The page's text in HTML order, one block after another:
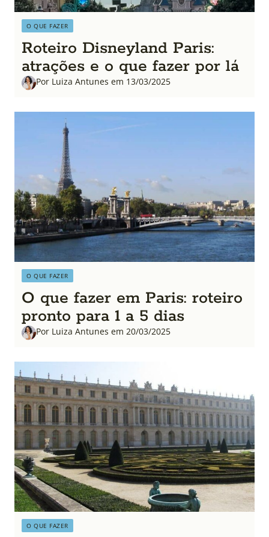
O QUE FAZER
Roteiro Disneyland Paris:
atrações e o que fazer por lá
Por Luiza Antunes em 13/03/2025
O QUE FAZER
O que fazer em Paris: roteiro
pronto para 1 a 5 dias
Por Luiza Antunes em 20/03/2025
O QUE FAZER